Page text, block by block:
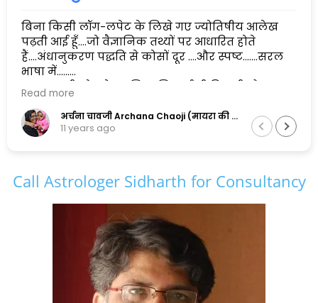
बिना किसी लॉग-लपेट के लिखे गए ज्योतिषीय आलेख
पढ़ती आई हूँ....जो वैज्ञानिक तथ्यों पर आधारित होते
हैं....अंधानुकरण पद्धति से कोसों दूर ....और स्पष्ट.......सरल
भाषा में......
एक सुलझी सोच के मालिक सिद्धार्थ जी पिछली और
अगली दोनों पीढ़ियों के सामंजस्य को बनाए रखने में
सफल है,और इसलिए मैं इनकी कायल हूँ.......
Read more
अर्चना चावजी Archana Chaoji (मायरा की नानी)
11 years ago
Call Astrologer Sidharth for Consultancy